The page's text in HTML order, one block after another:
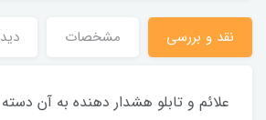
نقد و بررسی مشخصات
علائم و تابلو هشدار دهنده به آن دسته